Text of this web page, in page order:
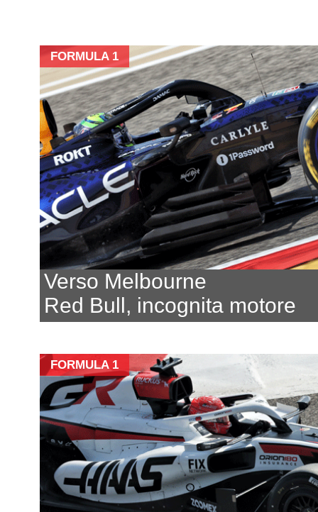
FORMULA 1
Verso Melbourne
Red Bull, incognita motore
FORMULA 1